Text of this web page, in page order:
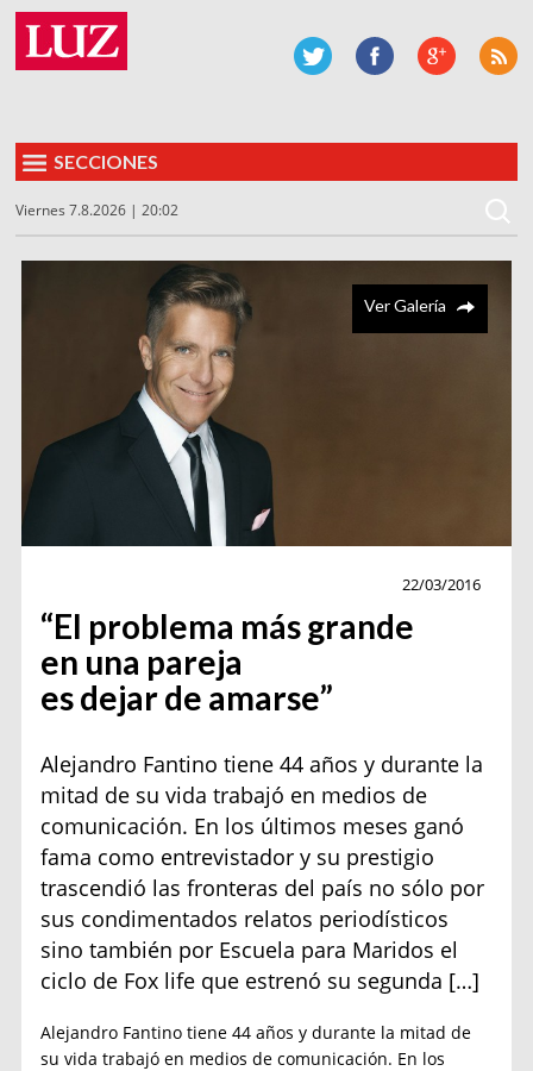
SECCIONES
Viernes 7.8.2026 | 20:02
Ver Galería
22/03/2016
“El problema más grande
en una pareja
es dejar de amarse”
Alejandro Fantino tiene 44 años y durante la
mitad de su vida trabajó en medios de
comunicación. En los últimos meses ganó
fama como entrevistador y su prestigio
trascendió las fronteras del país no sólo por
sus condimentados relatos periodísticos
sino también por Escuela para Maridos el
ciclo de Fox life que estrenó su segunda […]
Alejandro Fantino tiene 44 años y durante la mitad de
su vida trabajó en medios de comunicación. En los